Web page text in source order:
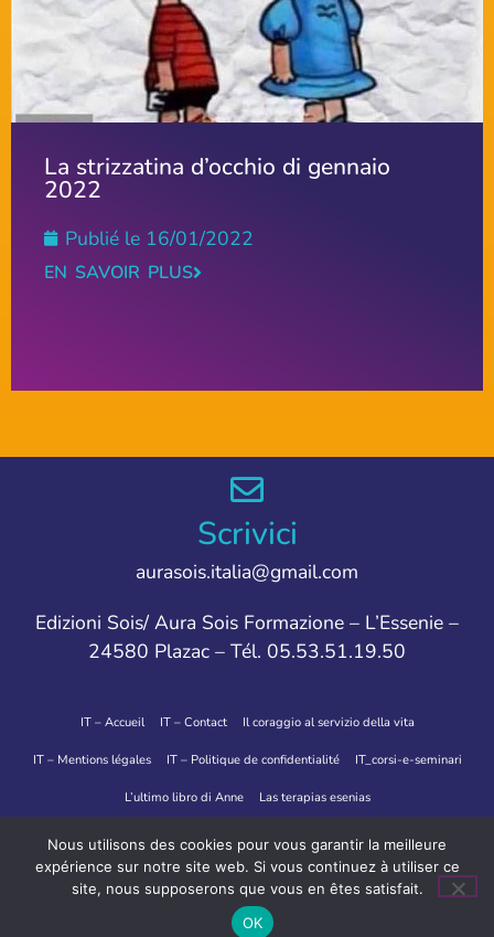
La strizzatina d’occhio di gennaio
2022
Publié le 16/01/2022
EN SAVOIR PLUS
Scrivici
aurasois.italia@gmail.com
Edizioni Sois/ Aura Sois Formazione – L’Essenie –
24580 Plazac – Tél. 05.53.51.19.50
IT – Accueil IT – Contact Il coraggio al servizio della vita
IT – Mentions légales IT – Politique de confidentialité IT_corsi-e-seminari
L’ultimo libro di Anne Las terapias esenias
Sito creato da IRCF
Credito fotografico "OONA Regard de Lumière"
Nous utilisons des cookies pour vous garantir la meilleure
expérience sur notre site web. Si vous continuez à utiliser ce
site, nous supposerons que vous en êtes satisfait.
OK